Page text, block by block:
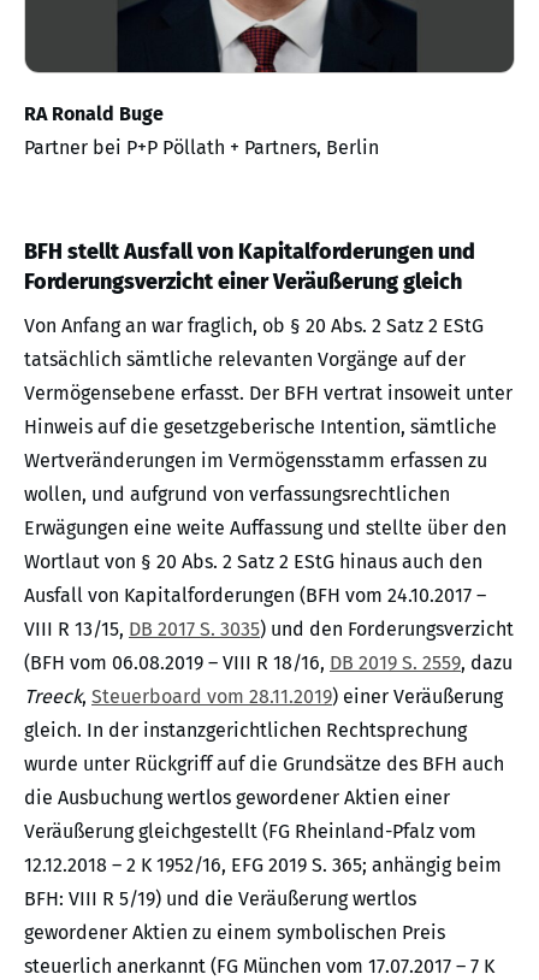
RA Ronald Buge
Partner bei P+P Pöllath + Partners, Berlin
BFH stellt Ausfall von Kapitalforderungen und
Forderungsverzicht einer Veräußerung gleich
Von Anfang an war fraglich, ob § 20 Abs. 2 Satz 2 EStG
tatsächlich sämtliche relevanten Vorgänge auf der
Vermögensebene erfasst. Der BFH vertrat insoweit unter
Hinweis auf die gesetzgeberische Intention, sämtliche
Wertveränderungen im Vermögensstamm erfassen zu
wollen, und aufgrund von verfassungsrechtlichen
Erwägungen eine weite Auffassung und stellte über den
Wortlaut von § 20 Abs. 2 Satz 2 EStG hinaus auch den
Ausfall von Kapitalforderungen (BFH vom 24.10.2017 –
VIII R 13/15, DB 2017 S. 3035) und den Forderungsverzicht
(BFH vom 06.08.2019 – VIII R 18/16, DB 2019 S. 2559, dazu
Treeck, Steuerboard vom 28.11.2019) einer Veräußerung
gleich. In der instanzgerichtlichen Rechtsprechung
wurde unter Rückgriff auf die Grundsätze des BFH auch
die Ausbuchung wertlos gewordener Aktien einer
Veräußerung gleichgestellt (FG Rheinland-Pfalz vom
12.12.2018 – 2 K 1952/16, EFG 2019 S. 365; anhängig beim
BFH: VIII R 5/19) und die Veräußerung wertlos
gewordener Aktien zu einem symbolischen Preis
steuerlich anerkannt (FG München vom 17.07.2017 – 7 K